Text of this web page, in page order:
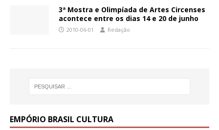
3ª Mostra e Olimpíada de Artes Circenses
acontece entre os dias 14 e 20 de junho
2010-06-01 Redação
EMPÓRIO BRASIL CULTURA